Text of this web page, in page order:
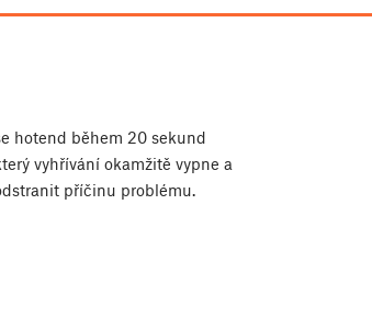
hotend během 20 sekund
vyhřívání okamžitě vypne a
příčinu problému.